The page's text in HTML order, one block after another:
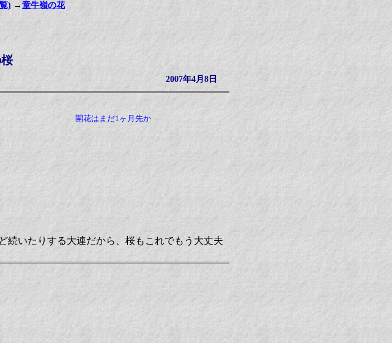
) → 童牛嶺の花
2007年4月8日
開花はまだ1ヶ月先か
続いたりする大連だから、桜もこれでもう大丈夫